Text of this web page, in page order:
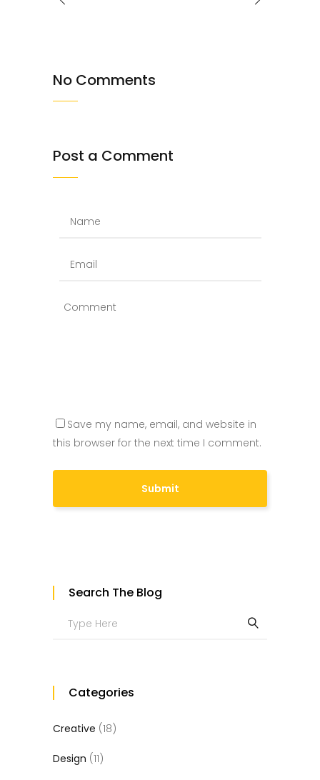
No Comments
Post a Comment
Save my name, email, and website in
this browser for the next time I comment.
Search The Blog
Search
Categories
Creative (18)
Design (11)